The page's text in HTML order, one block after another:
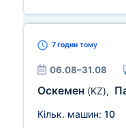
7 годин тому
06.08–31.08
Оскемен (KZ),
Кільк. машин: 10